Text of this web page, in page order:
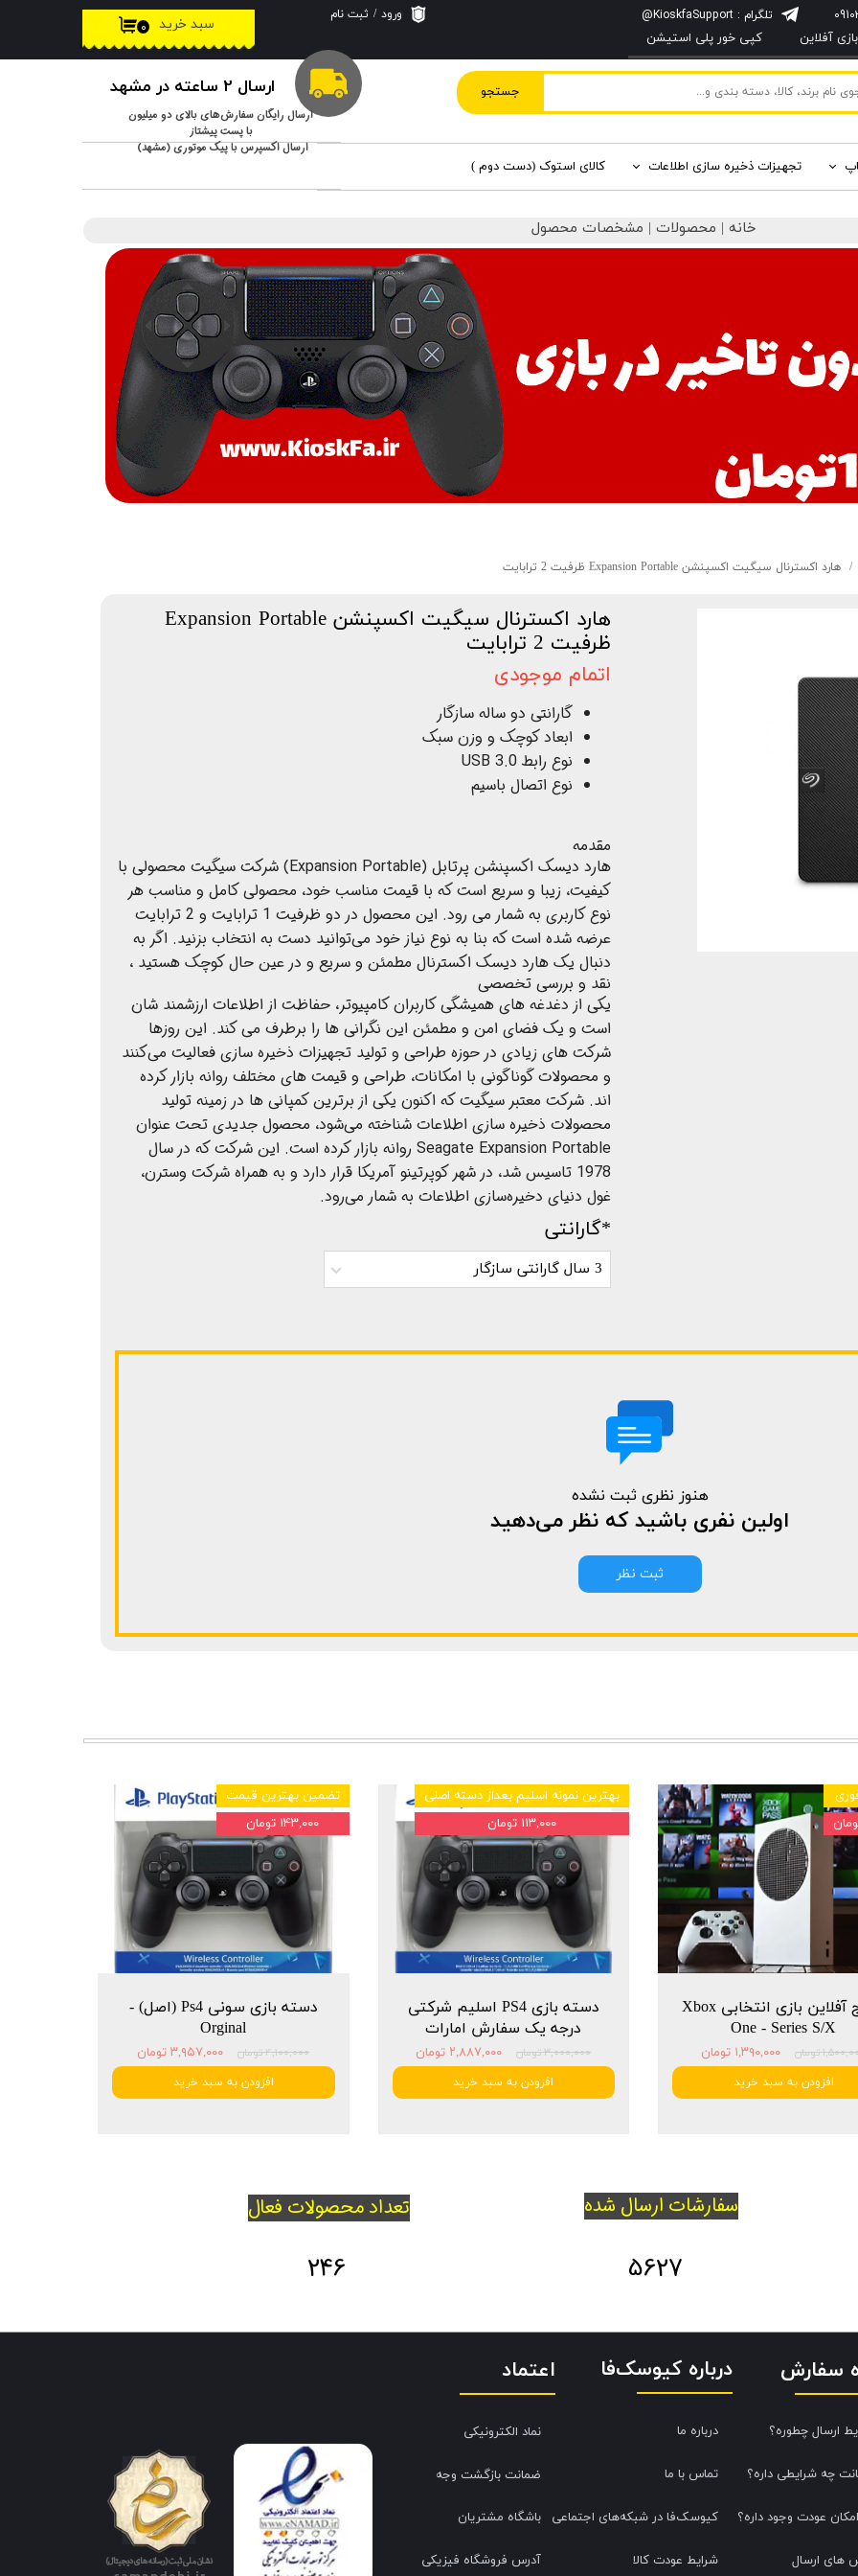
جستجو
ارسال رایگان سفارش‌های بالای دو میلیون
با پست پیشتاز
ارسال اکسپرس با پیک موتوری (مشهد)
ارسال 2 ساعته در مشهد
۰ سبد خرید
ورود / ثبت نام
تغییر گذر واژه
سفارشات
خروج از حساب
آفلاین کپی خور پلی استیشن
تلگرام : KioskfaSupport@
تجهیزات ذخیره سازی اطلاعات کالای استوک (دست دوم )
خانه | محصولات | مشخصات محصول
هارد اکسترنال سیگیت اکسپنشن Expansion Portable ظرفیت 2 ترابایت
هارد اکسترنال سیگیت اکسپنشن Expansion Portable
ظرفیت 2 ترابایت
اتمام موجودی
گارانتی دو ساله سازگار
ابعاد کوچک و وزن سبک
نوع رابط USB 3.0
نوع اتصال باسیم
مقدمه
هارد‌ دیسک اکسپنشن پرتابل (Expansion Portable) شرکت سیگیت محصولی با
کیفیت، زیبا و سریع است که با قیمت مناسب خود، محصولی کامل و مناسب هر
نوع کاربری به شمار می ‌رود. این محصول در دو ظرفیت 1 ترابایت و 2 ترابایت
عرضه شده است که بنا به نوع نیاز خود می‌توانید دست به انتخاب بزنید. اگر به
دنبال یک هارد ‌دیسک اکسترنال مطمئن و سریع و در عین‌ حال کوچک هستید ،
نقد و بررسی تخصصی
یکی از دغدغه ‌های همیشگی کاربران کامپیوتر، حفاظت از اطلاعات ارزشمند شان
است و یک فضای امن و مطمئن این نگرانی ‌ها را برطرف می‌ کند. این روزها
شرکت‌ های زیادی در حوزه‌‌ طراحی و تولید تجهیزات ذخیره ‌سازی فعالیت می‌کنند
و محصولات گوناگونی با امکانات، طراحی و قیمت‌‌ های مختلف روانه‌ بازار کرده
‌اند. شرکت معتبر سیگیت که اکنون یکی از برترین کمپانی ‌ها در زمینه‌ تولید
محصولات ذخیره‌ سازی اطلاعات شناخته می‌شود، محصول جدیدی تحت ‌عنوان
Seagate Expansion Portable روانه‌‌ بازار کرده است. این شرکت که در سال
1978 تاسیس شد، در شهر کوپرتینو آمریکا قرار دارد و به همراه شرکت وسترن،
غول دنیای دخیره‌سازی اطلاعات به شمار می‌رود.
*گارانتی
3 سال گارانتی سازگار
هنوز نظری ثبت نشده
اولین نفری باشید که نظر می‌دهید
ثبت نظر
پکیج آفلاین بازی انتخابی Xbox
One - Series S/X
تومان ۱,۳۹۰,۰۰۰ تومان
افزودن به سبد خرید
دسته بازی PS4 اسلیم شرکتی
درجه یک سفارش امارات
۳,۰۰۰,۰۰۰ تومان ۲,۸۸۷,۰۰۰ تومان
افزودن به سبد خرید
بهترین نمونه اسلیم بعداز دسته اصلی
۱۱۳,۰۰۰ تومان
دسته بازی سونی Ps4 (اصل) -
Orginal
۴,۱۰۰,۰۰۰ تومان ۳,۹۵۷,۰۰۰ تومان
افزودن به سبد خرید
تضمین بهترین قیمت
۱۴۳,۰۰۰ تومان
سفارشات ارسال شده
5627
تعداد محصولات فعال
246
سفارش
ارسال چطوره؟
چه شرایطی داره؟
امکان عودت وجود داره؟
های ارسال
اعتماد
نماد الکترونیکی
ضمانت بازگشت وجه
باشگاه مشتریان
آدرس فروشگاه فیزیکی
درباره کیوسک‌فا
درباره ما
تماس با ما
کیوسک‌فا در شبکه‌های اجتماعی
شرایط عودت کالا